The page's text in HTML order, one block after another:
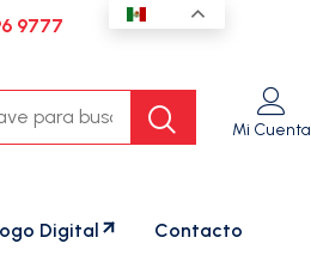
9777
Mi Cuenta
Digital Contacto